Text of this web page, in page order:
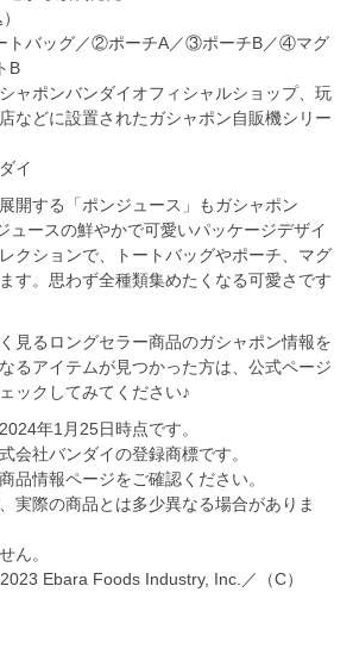
バッグ／②ポーチA／③ポーチB／④マグ
B
ャポンバンダイオフィシャルショップ、玩
などに設置されたガシャポン⾃販機シリー
イ
開する「ポンジュース」もガシャポン
ュースの鮮やかで可愛いパッケージデザイ
クションで、トートバッグやポーチ、マグ
す。思わず全種類集めたくなる可愛さです
見るロングセラー商品のガシャポン情報を
るアイテムが見つかった方は、公式ページ
ックしてみてください♪
年1月25日時点です。
会社バンダイの登録商標です。
品情報ページをご確認ください。
実際の商品とは多少異なる場合がありま
ん。
Ebara Foods Industry, Inc.／（C）